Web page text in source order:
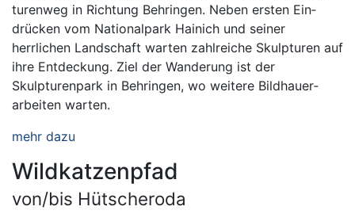
turenweg in Richtung Behringen. Neben ersten Ein­
drücken vom National­park Hainich und seiner
herrlichen Land­schaft warten zahl­reiche Skulp­turen auf
ihre Ent­deckung. Ziel der Wanderung ist der
Skulpturenpark in Behringen, wo weitere Bild­hauer­
arbeiten warten.
mehr dazu
Wildkatzenpfad
von/bis Hütscheroda